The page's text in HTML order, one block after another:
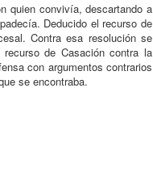
quien convivía, descartando a
Deducido el recurso de
Contra esa resolución se
de Casación contra la
con argumentos contrarios
se encontraba.